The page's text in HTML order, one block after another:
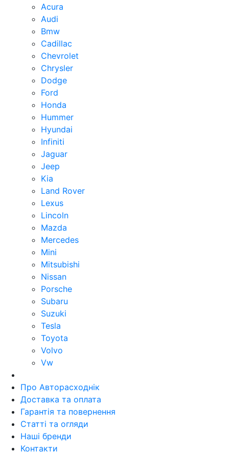
Acura
Audi
Bmw
Cadillac
Chevrolet
Chrysler
Dodge
Ford
Honda
Hummer
Hyundai
Infiniti
Jaguar
Jeep
Kia
Land Rover
Lexus
Lincoln
Mazda
Mercedes
Mini
Mitsubishi
Nissan
Porsche
Subaru
Suzuki
Tesla
Toyota
Volvo
Vw
Про Авторасходнік
Доставка та оплата
Гарантія та повернення
Статті та огляди
Наші бренди
Контакти